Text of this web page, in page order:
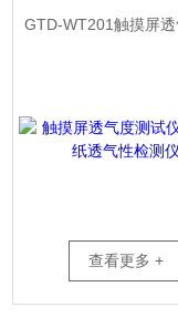
查看更多 +